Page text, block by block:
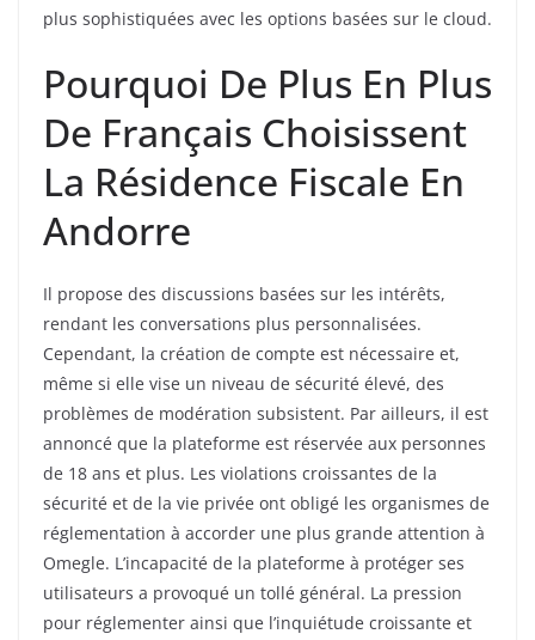
plus sophistiquées avec les options basées sur le cloud.
Pourquoi De Plus En Plus
De Français Choisissent
La Résidence Fiscale En
Andorre
Il propose des discussions basées sur les intérêts,
rendant les conversations plus personnalisées.
Cependant, la création de compte est nécessaire et,
même si elle vise un niveau de sécurité élevé, des
problèmes de modération subsistent. Par ailleurs, il est
annoncé que la plateforme est réservée aux personnes
de 18 ans et plus. Les violations croissantes de la
sécurité et de la vie privée ont obligé les organismes de
réglementation à accorder une plus grande attention à
Omegle. L’incapacité de la plateforme à protéger ses
utilisateurs a provoqué un tollé général. La pression
pour réglementer ainsi que l’inquiétude croissante et